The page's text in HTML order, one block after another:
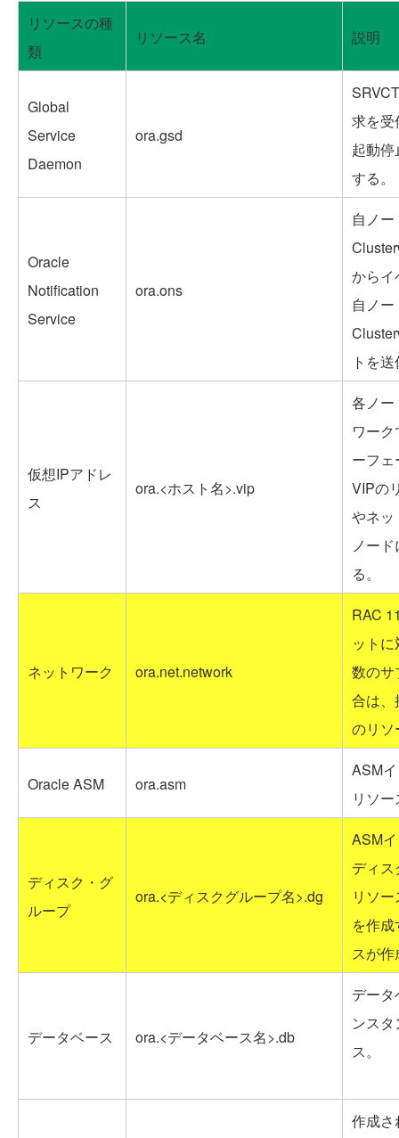
リソースの種
類
リソース名 説明
Global
Service
Daemon
ora.gsd
求を受
起動
する。
Oracle
Notification
Service
ora.ons
自ノ
からイ
自ノ
トを
仮想IPアドレ
ス
ora.<ホスト名>.vip
各ノー
ワー
ーフ
VIPの
やネッ
ノー
る。
ネットワーク ora.net.network
RAC
ット
数のサ
合は、
のリソ
Oracle ASM ora.asm
ASM
リソ
ディスク・グ
ループ
ora.<ディスクグループ名>.dg
ASM
ディ
リソ
を作
スが
データベース ora.<データベース名>.db
デー
ンス
ス。
作成さ